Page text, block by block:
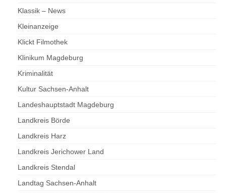
Klassik – News
Kleinanzeige
Klickt Filmothek
Klinikum Magdeburg
Kriminalität
Kultur Sachsen-Anhalt
Landeshauptstadt Magdeburg
Landkreis Börde
Landkreis Harz
Landkreis Jerichower Land
Landkreis Stendal
Landtag Sachsen-Anhalt